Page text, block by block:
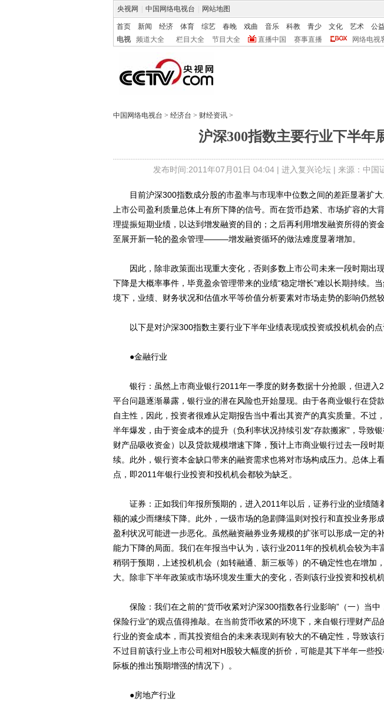
央视网 中国网络电视台 网站地图
首页 新闻 经济 体育 综艺 春晚 戏曲 音乐 科教 青少 文化 艺术 公益
电视
频道大全 栏目大全 节目大全 直播中国 赛事直播 网络电视
中国网络电视台 > 经济台 > 财经资讯 >
沪深300指数主要行业下半年
发布时间:2011年07月01日 04:04 | 进入复兴论坛 | 来源：中国
目前沪深300指数成分股的市盈率与市现率中位数之间的差距显著扩大
上市公司盈利质量总体上有所下降的信号。而在货币趋紧、市场扩容的大
理提振短期业绩，以达到增发融资的目的；之后再利用增发融资所得的资
至展开新一轮的盈余管理———增发融资循环的做法难度显著增加。
因此，除非政策面出现重大变化，否则多数上市公司未来一段时期出
下降是大概率事件，毕竟盈余管理带来的业绩“稳定增长”难以长期持续。
境下，业绩、财务状况和估值水平等价值分析要素对市场走势的影响仍然较
以下是对沪深300指数主要行业下半年业绩表现或投资或投机机会的点
●金融行业
银行：虽然上市商业银行2011年一季度的财务数据十分抢眼，但进入
平台问题逐渐暴露，银行业的潜在风险也开始显现。由于各商业银行在贷
自主性，因此，投资者很难从定期报告当中看出其资产的真实质量。不过
半年爆发，由于资金成本的提升（负利率状况持续引发“存款搬家”，导致
财产品吸收资金）以及贷款规模增速下降，预计上市商业银行过去一段时
续。此外，银行资本金缺口带来的融资需求也将对市场构成压力。总体上
点，即2011年银行业投资和投机机会都较为缺乏。
证券：正如我们年报所预期的，进入2011年以后，证券行业的业绩随
额的减少而继续下降。此外，一级市场的急剧降温则对投行和直投业务形
盈利状况可能进一步恶化。虽然融资融券业务规模的扩张可以形成一定的
能力下降的局面。我们在年报当中认为，该行业2011年的投机机会较为丰
稍弱于预期，上述投机机会（如转融通、新三板等）的不确定性也在增加
大。除非下半年政策或市场环境发生重大的变化，否则该行业投资和投机
保险：我们在之前的“货币收紧对沪深300指数各行业影响”（一）当中
保险行业”的观点值得推敲。在当前货币收紧的环境下，来自银行理财产
行业的资金成本，而其投资组合的未来表现则有较大的不确定性，导致该
不过目前该行业上市公司相对H股较大幅度的折价，可能是其下半年一些
际板的推出预期增强的情况下）。
●房地产行业